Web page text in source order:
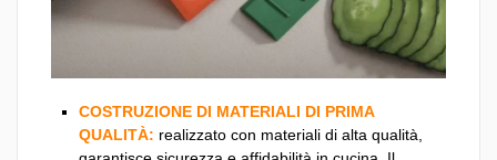
COSTRUZIONE DI MATERIALI DI PRIMA
QUALITÀ: realizzato con materiali di alta qualità,